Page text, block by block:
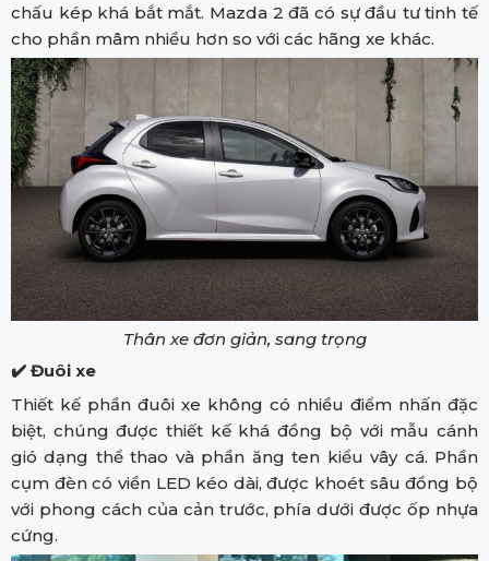
chấu kép khá bắt mắt. Mazda 2 đã có sự đầu tư tinh tế
cho phần mâm nhiều hơn so với các hãng xe khác.
Thân xe đơn giản, sang trọng
✔️ Đuôi xe
Thiết kế phần đuôi xe không có nhiều điểm nhấn đặc
biệt, chúng được thiết kế khá đồng bộ với mẫu cánh
gió dạng thể thao và phần ăng ten kiểu vây cá. Phần
cụm đèn có viền LED kéo dài, được khoét sâu đồng bộ
với phong cách của cản trước, phía dưới được ốp nhựa
cứng.